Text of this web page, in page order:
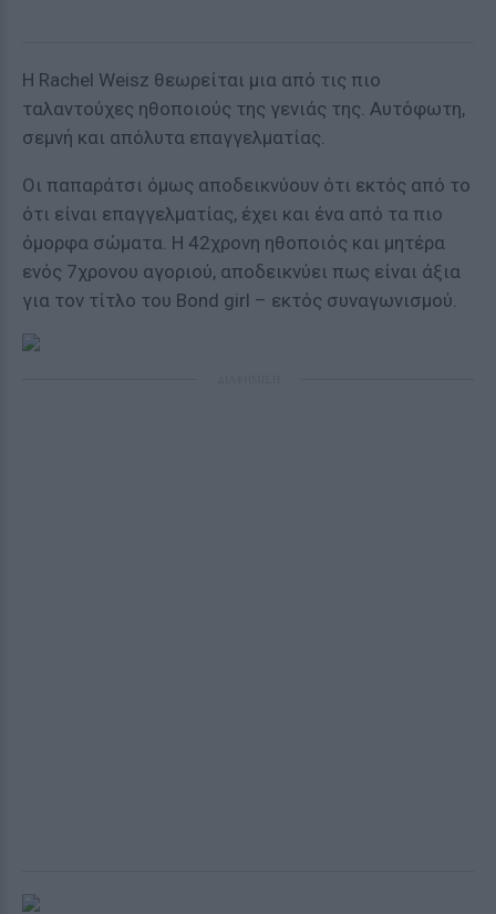
Η Rachel Weisz θεωρείται μια από τις πιο
ταλαντούχες ηθοποιούς της γενιάς της. Αυτόφωτη,
σεμνή και απόλυτα επαγγελματίας.
Οι παπαράτσι όμως αποδεικνύουν ότι εκτός από το
ότι είναι επαγγελματίας, έχει και ένα από τα πιο
όμορφα σώματα. Η 42χρονη ηθοποιός και μητέρα
ενός 7χρονου αγοριού, αποδεικνύει πως είναι άξια
για τον τίτλο του Bond girl – εκτός συναγωνισμού.